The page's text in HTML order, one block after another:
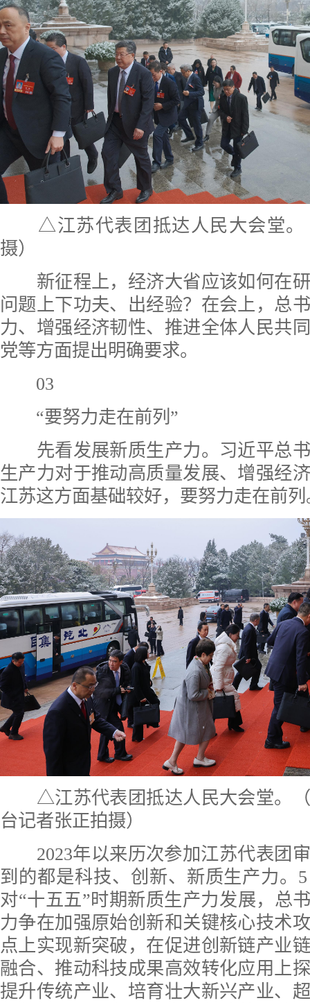
△江苏代表团抵达人民大会堂。
摄）
新征程上，经济大省应该如何在研
问题上下功夫、出经验？在会上，总
力、增强经济韧性、推进全体人民共
党等方面提出明确要求。
03
“要努力走在前列”
先看发展新质生产力。习近平总书
生产力对于推动高质量发展、增强经
江苏这方面基础较好，要努力走在前列
△江苏代表团抵达人民大会堂。（
台记者张正拍摄）
2023年以来历次参加江苏代表团
到的都是科技、创新、新质生产力。
对“十五五”时期新质生产力发展，总
力争在加强原始创新和关键核心技术
点上实现新突破，在促进创新链产业
融合、推动科技成果高效转化应用上
提升传统产业、培育壮大新兴产业、